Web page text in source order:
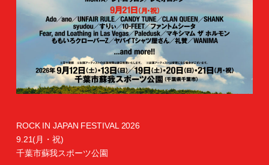
ROCK IN JAPAN FESTIVAL 2026
9.21(月・祝)
千葉市蘇我スポーツ公園